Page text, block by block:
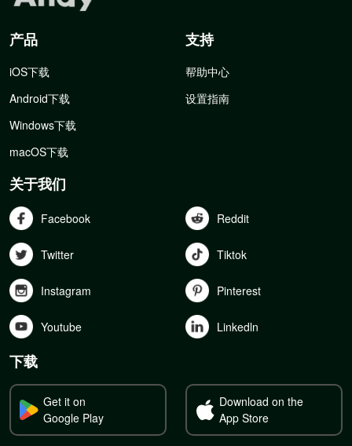
产品
iOS下载
Android下载
Windows下载
macOS下载
支持
帮助中心
设置指南
关于我们
Facebook Reddit
Twitter Tiktok
Instagram Pinterest
Youtube Linkedln
下载
Get it on
Google Play
Download on the
App Store